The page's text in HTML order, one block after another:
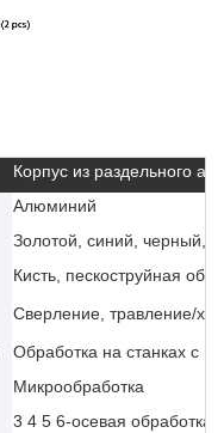
Корпус из раздельного
Алюминий
Золотой, синий, черный,
Кисть, пескоструйная
Сверление, травление/
Обработка на станках с
Микрообработка
3 4 5 6-осевая обработка